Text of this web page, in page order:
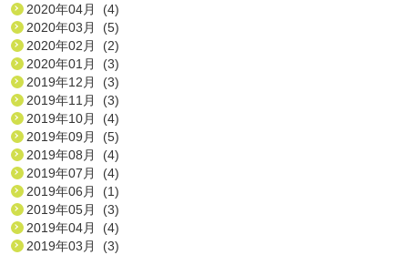
2020年04月 (4)
2020年03月 (5)
2020年02月 (2)
2020年01月 (3)
2019年12月 (3)
2019年11月 (3)
2019年10月 (4)
2019年09月 (5)
2019年08月 (4)
2019年07月 (4)
2019年06月 (1)
2019年05月 (3)
2019年04月 (4)
2019年03月 (3)